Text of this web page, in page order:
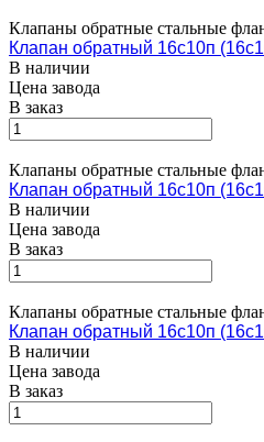
Клапаны обратные стальные
Клапан обратный 16с10п
В наличии
Цена завода
В заказ
Клапаны обратные стальные
Клапан обратный 16с10п
В наличии
Цена завода
В заказ
Клапаны обратные стальные
Клапан обратный 16с10п
В наличии
Цена завода
В заказ